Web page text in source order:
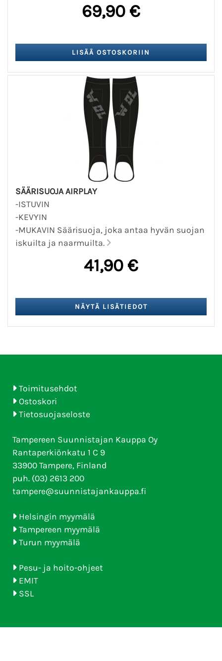
69,90 €
SÄÄRISUOJA AIRPLAY
-ISTUVIN
-KEVYIN
-MUKAVIN Säärisuoja, joka antaa hyvän suojan
iskuilta ja naarmuilta.
41,90 €
Toimitusehdot
Ostoskori
Tietosuojaseloste
Tampereen Suunnistajan Kauppa Oy
Rantaperkiönkatu 1 C 9
33900 Tampere, Finland
puh. (03) 2613 200
tampere@suunnistajankauppa.fi
Helsingin myymälä
Tampereen myymälä
Turun myymälä
Pesu- ja hoito-ohjeet
EMIT
SSL